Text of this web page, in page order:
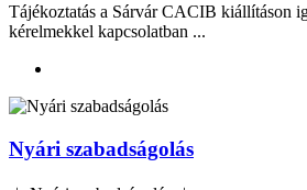
Tájékoztatás a Sárvár CACIB kiállításon
kérelmekkel kapcsolatban ...
Nyári szabadságolás